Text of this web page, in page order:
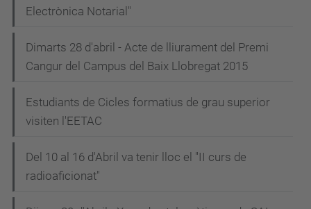
Electrònica Notarial"
Dimarts 28 d'abril - Acte de lliurament del Premi
Cangur del Campus del Baix Llobregat 2015
Estudiants de Cicles formatius de grau superior
visiten l'EETAC
Del 10 al 16 d'Abril va tenir lloc el "II curs de
radioaficionat"